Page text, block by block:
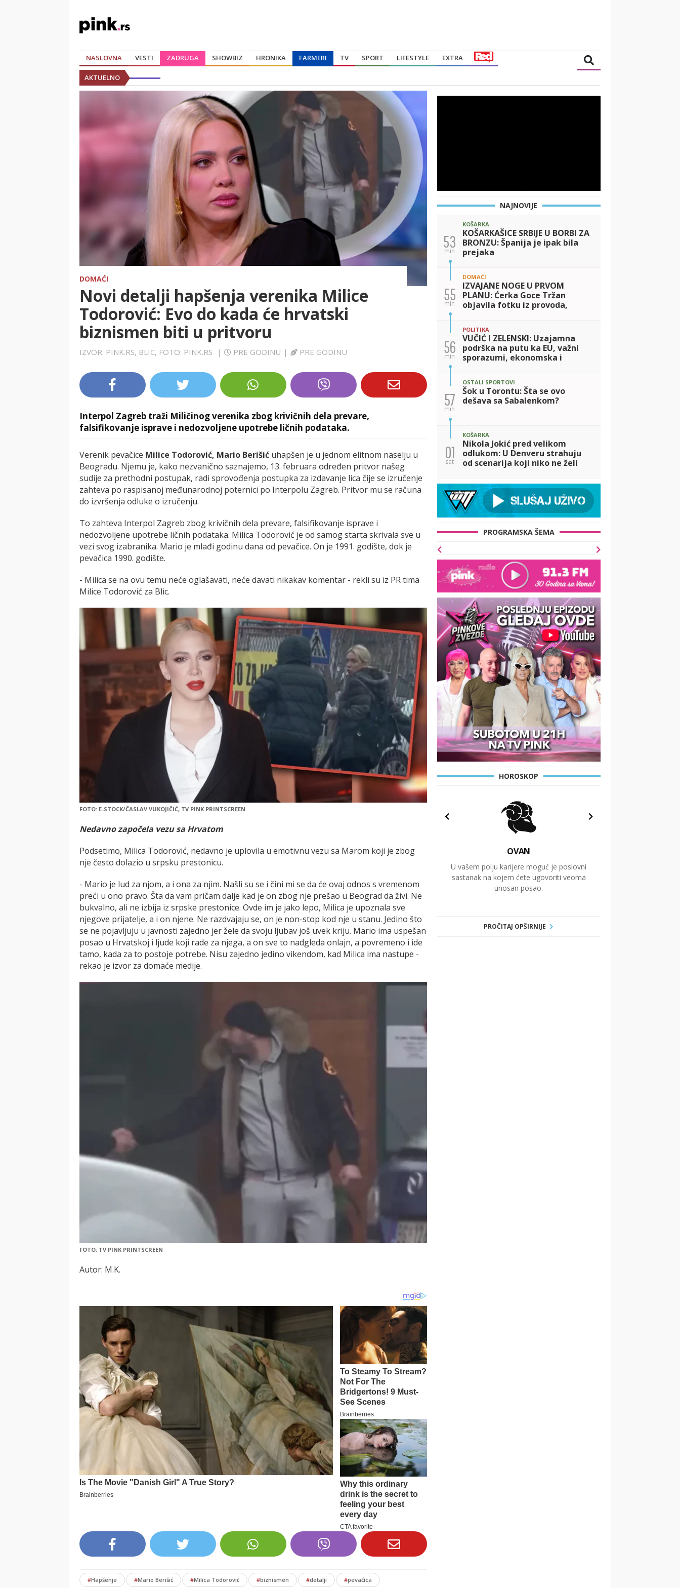
NASLOVNA VESTI ZADRUGA SHOWBIZ HRONIKA FARMERI TV SPORT LIFESTYLE EXTRA
AKTUELNO
DOMAĆI
Novi detalji hapšenja verenika Milice
Todorović: Evo do kada će hrvatski
biznismen biti u pritvoru
IZVOR: PINK.RS, BLIC, FOTO: PINK.RS | PRE GODINU | PRE GODINU
Interpol Zagreb traži Miličinog verenika zbog krivičnih dela prevare,
falsifikovanje isprave i nedozvoljene upotrebe ličnih podataka.
Verenik pevačice Milice Todorović, Mario Berišić uhapšen je u jednom elitnom naselju u
Beogradu. Njemu je, kako nezvanično saznajemo, 13. februara određen pritvor našeg
sudije za prethodni postupak, radi sprovođenja postupka za izdavanje lica čije se izručenje
zahteva po raspisanoj međunarodnoj poternici po Interpolu Zagreb. Pritvor mu se računa
do izvršenja odluke o izručenju.
To zahteva Interpol Zagreb zbog krivičnih dela prevare, falsifikovanje isprave i
nedozvoljene upotrebe ličnih podataka. Milica Todorović je od samog starta skrivala sve u
vezi svog izabranika. Mario je mlađi godinu dana od pevačice. On je 1991. godište, dok je
pevačica 1990. godište.
- Milica se na ovu temu neće oglašavati, neće davati nikakav komentar - rekli su iz PR tima
Milice Todorović za Blic.
FOTO: E-STOCK/ČASLAV VUKOJIČIĆ, TV PINK PRINTSCREEN
Nedavno započela vezu sa Hrvatom
Podsetimo, Milica Todorović, nedavno je uplovila u emotivnu vezu sa Marom koji je zbog
nje često dolazio u srpsku prestonicu.
- Mario je lud za njom, a i ona za njim. Našli su se i čini mi se da će ovaj odnos s vremenom
preći u ono pravo. Šta da vam pričam dalje kad je on zbog nje prešao u Beograd da živi. Ne
bukvalno, ali ne izbija iz srpske prestonice. Ovde im je jako lepo, Milica je upoznala sve
njegove prijatelje, a i on njene. Ne razdvajaju se, on je non-stop kod nje u stanu. Jedino što
se ne pojavljuju u javnosti zajedno jer žele da svoju ljubav još uvek kriju. Mario ima uspešan
posao u Hrvatskoj i ljude koji rade za njega, a on sve to nadgleda onlajn, a povremeno i ide
tamo, kada za to postoje potrebe. Nisu zajedno jedino vikendom, kad Milica ima nastupe -
rekao je izvor za domaće medije.
FOTO: TV PINK PRINTSCREEN
Autor: M.K.
#Hapšenje #Mario Berišić #Milica Todorović #biznismen #detalji #pevačica
NAJNOVIJE
53
min
KOŠARKA
KOŠARKAŠICE SRBIJE U BORBI ZA
BRONZU: Španija je ipak bila
prejaka
55
min
DOMAĆI
IZVAJANE NOGE U PRVOM
PLANU: Ćerka Goce Tržan
objavila fotku iz provoda,
56
min
POLITIKA
VUČIĆ I ZELENSKI: Uzajamna
podrška na putu ka EU, važni
sporazumi, ekonomska i
57
min
OSTALI SPORTOVI
Šok u Torontu: Šta se ovo
dešava sa Sabalenkom?
01
sat
KOŠARKA
Nikola Jokić pred velikom
odlukom: U Denveru strahuju
od scenarija koji niko ne želi
PROGRAMSKA ŠEMA
HOROSKOP
OVAN
U vašem polju karijere moguć je poslovni
sastanak na kojem ćete ugovoriti veoma
unosan posao.
PROČITAJ OPŠIRNIJE